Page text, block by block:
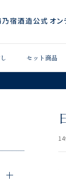
セット商品
14